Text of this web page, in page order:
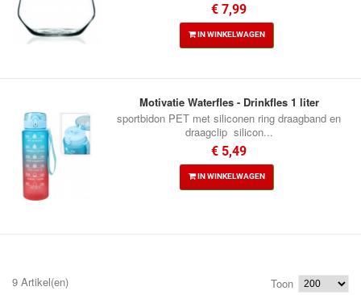
€ 7,99
IN WINKELWAGEN
Motivatie Waterfles - Drinkfles 1 liter
sportbidon PET met siliconen ring draagband en
draagclip silicon...
€ 5,49
IN WINKELWAGEN
9 Artikel(en) Toon